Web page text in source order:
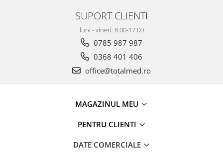
SUPORT CLIENTI
luni - vineri: 8.00-17.00
0785 987 987
0368 401 406
office@totalmed.ro
MAGAZINUL MEU
PENTRU CLIENTI
DATE COMERCIALE